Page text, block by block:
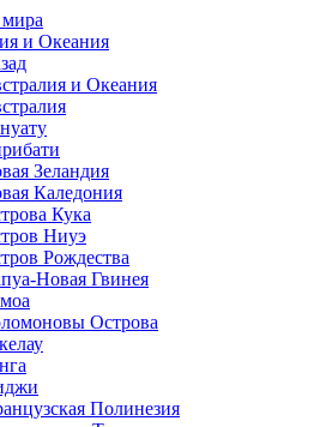
и Океания
и Океания
Зеландия
Каледония
Кука
Ниуэ
Рождества
Новая Гвинея
Острова
Полинезия